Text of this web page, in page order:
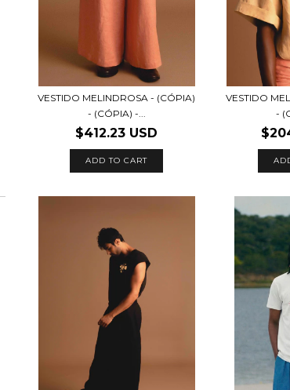
VESTIDO MELINDROSA - (CÓPIA)
- (CÓPIA) -...
$412.23 USD
ADD TO CART
VESTIDO
-